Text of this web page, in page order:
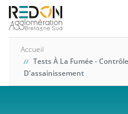
Aller
contenu
Accueil
Tests À La Fumée -
D'assainissement